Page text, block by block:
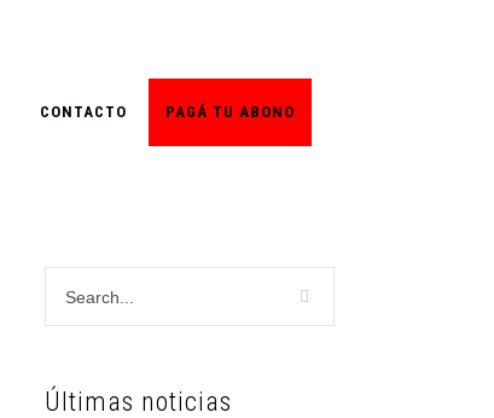
CONTACTO PAGÁ TU ABONO
Últimas noticias